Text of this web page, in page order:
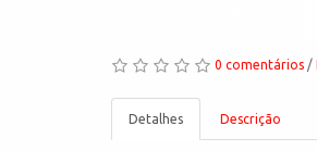
0 comentários /
Detalhes Descrição